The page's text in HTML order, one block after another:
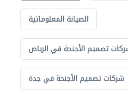
الصيانة المعلوماتية
تصميم الأجنحة في الرياض
شركات تصميم الأجنحة في جدة